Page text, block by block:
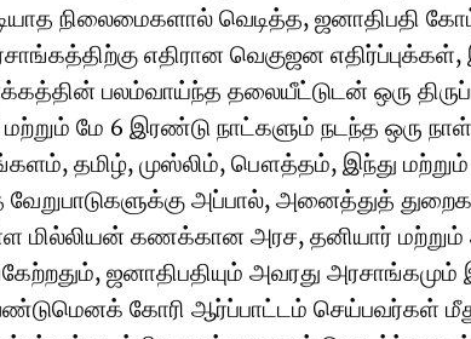
நிலைமைகளால் வெடித்த, ஜனாதிபதி
எதிரான வெகுஜன
பலம்வாய்ந்த தலையீட்டுடன் ஒரு
மற்றும் மே 6 இரண்டு நாட்களும் நடந்த ஒரு
தமிழ், முஸ்லிம், பௌத்தம், இந்து
அப்பால், அனைத்துத்
மில்லியன் கணக்கான அரச, தனியார்
ஜனாதிபதியும் அவரது
கோரி ஆர்ப்பாட்டம் செய்பவர்கள்